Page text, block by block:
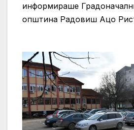
информираше
општина Радовиш Ацо